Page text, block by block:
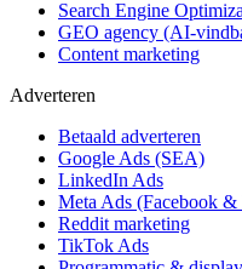
Search Engine
GEO agency (AI-
Content marketing
Adverteren
Betaald adverteren
Google Ads (SEA)
LinkedIn Ads
Meta Ads (Facebook &
Reddit marketing
TikTok Ads